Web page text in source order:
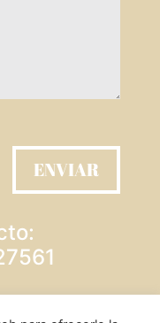
ENVIAR